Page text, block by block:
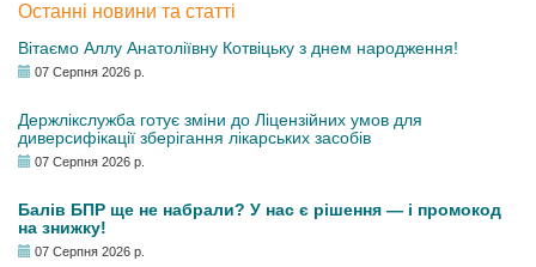
Останні новини та статті
Вітаємо Аллу Анатоліївну Котвіцьку з днем народження!
07 Серпня 2026 р.
Держлікслужба готує зміни до Ліцензійних умов для
диверсифікації зберігання лікарських засобів
07 Серпня 2026 р.
Балів БПР ще не набрали? У нас є рішення — і промокод
на знижку!
07 Серпня 2026 р.